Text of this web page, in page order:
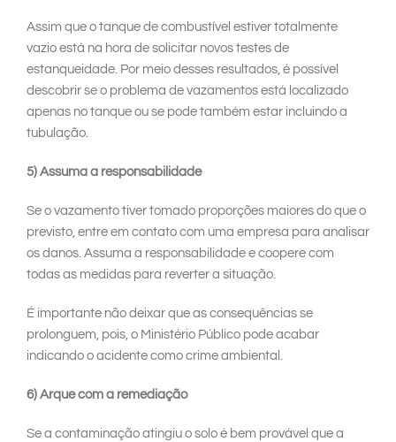
Assim que o tanque de combustível estiver totalmente
vazio está na hora de solicitar novos testes de
estanqueidade. Por meio desses resultados, é possível
descobrir se o problema de vazamentos está localizado
apenas no tanque ou se pode também estar incluindo a
tubulação.
5) Assuma a responsabilidade
Se o vazamento tiver tomado proporções maiores do que o
previsto, entre em contato com uma empresa para analisar
os danos. Assuma a responsabilidade e coopere com
todas as medidas para reverter a situação.
É importante não deixar que as consequências se
prolonguem, pois, o Ministério Público pode acabar
indicando o acidente como crime ambiental.
6) Arque com a remediação
Se a contaminação atingiu o solo é bem provável que a